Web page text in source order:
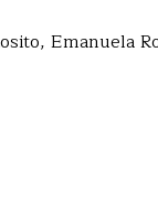
Emanuela